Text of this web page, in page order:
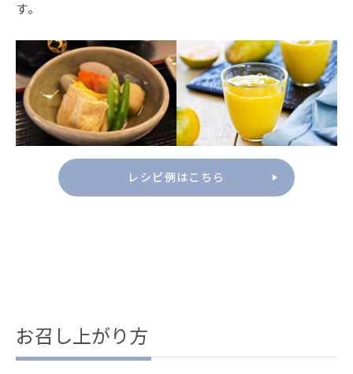
す。
レシピ例はこちら
お召し上がり方